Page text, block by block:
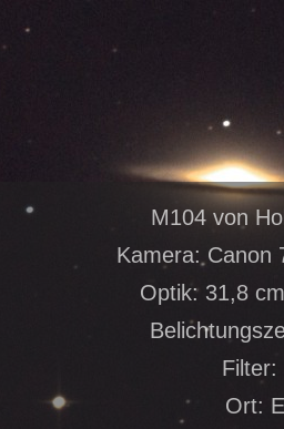
M104 von
Kamera: Canon
Optik: 31,8
Filter:
Ort: